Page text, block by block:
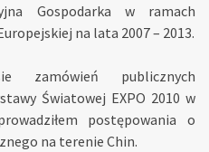
Gospodarka w ramach
na lata 2007 – 2013.
zamówień publicznych
Światowej EXPO 2010 w
postępowania o
na terenie Chin.